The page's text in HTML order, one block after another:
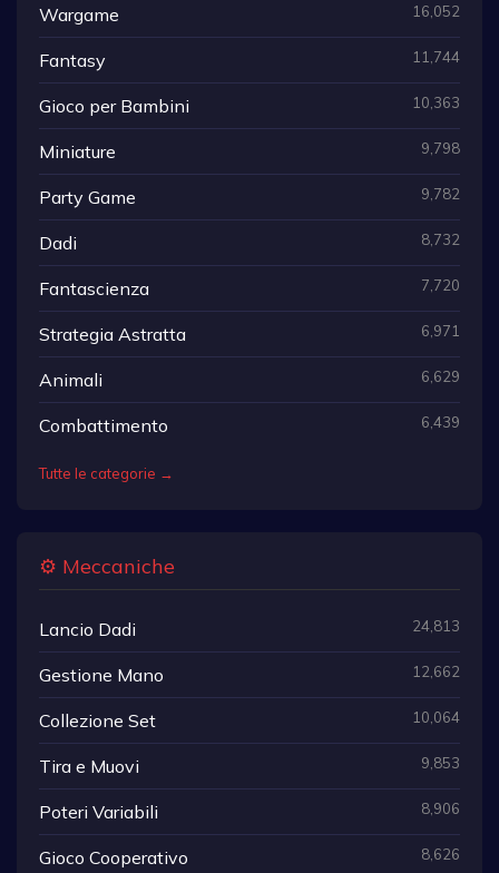
Wargame 16,052
Fantasy 11,744
Gioco per Bambini 10,363
Miniature 9,798
Party Game 9,782
Dadi 8,732
Fantascienza 7,720
Strategia Astratta 6,971
Animali 6,629
Combattimento 6,439
Tutte le categorie →
⚙️ Meccaniche
Lancio Dadi 24,813
Gestione Mano 12,662
Collezione Set 10,064
Tira e Muovi 9,853
Poteri Variabili 8,906
Gioco Cooperativo 8,626